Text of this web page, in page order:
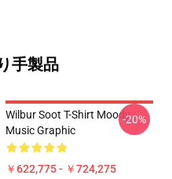
手製品
Wilbur Soot T-Shirt Moody
Music Graphic
￥622,775 - ￥724,275
-20%